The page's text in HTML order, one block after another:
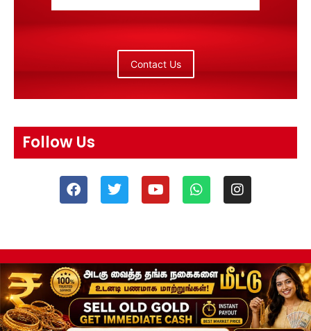
Contact Us
Follow Us